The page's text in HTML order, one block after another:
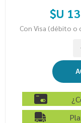
$U
Con Visa (débito o